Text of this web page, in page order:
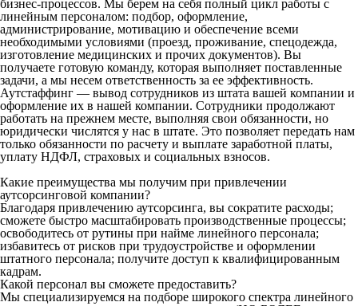
бизнес-процессов. Мы берем на себя полный цикл работы с
линейным персоналом: подбор, оформление,
администрирование, мотивацию и обеспечение всеми
необходимыми условиями (проезд, проживание, спецодежда,
изготовление медицинских и прочих документов). Вы
получаете готовую команду, которая выполняет поставленные
задачи, а мы несем ответственность за ее эффективность.
Аутстаффинг — вывод сотрудников из штата вашей компании и
оформление их в нашей компании. Сотрудники продолжают
работать на прежнем месте, выполняя свои обязанности, но
юридически числятся у нас в штате. Это позволяет передать нам
только обязанности по расчету и выплате заработной платы,
уплату НДФЛ, страховых и социальных взносов.
Какие преимущества мы получим при привлечении
аутсорсинговой компании?
Благодаря привлечению аутсорсинга, вы сократите расходы;
сможете быстро масштабировать производственные процессы;
освободитесь от рутины при найме линейного персонала;
избавитесь от рисков при трудоустройстве и оформлении
штатного персонала; получите доступ к квалифицированным
кадрам.
Какой персонал вы сможете предоставить?
Мы специализируемся на подборе широкого спектра линейного